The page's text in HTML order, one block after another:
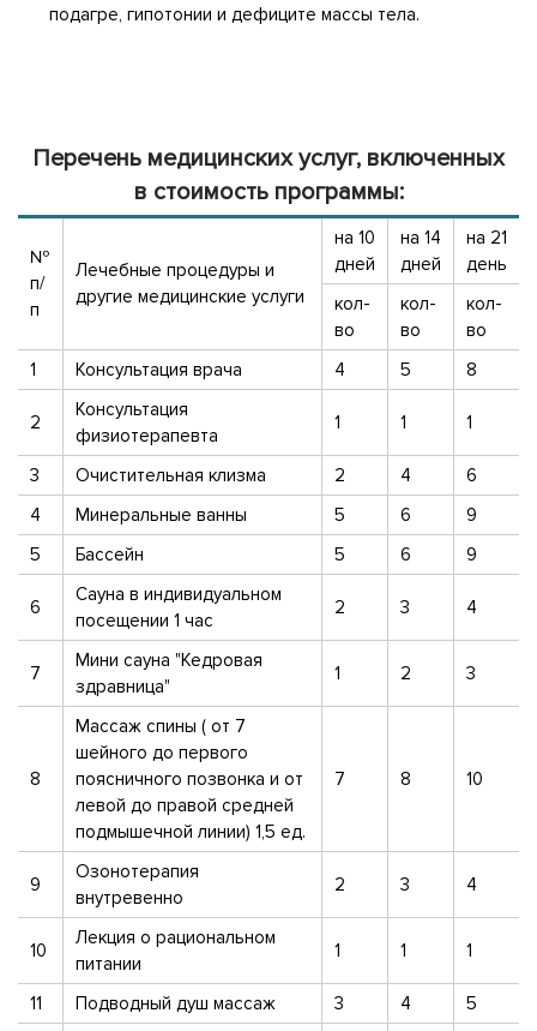
подагре, гипотонии и дефиците массы тела.
Перечень медицинских услуг, включенных
в стоимость программы:
№
п/
п
Лечебные процедуры и
другие медицинские услуги
на 10
дней
на 14
дней
на 21
день
кол-
во
кол-
во
кол-
во
1
Консультация врача 4 5 8
2
Консультация
физиотерапевта
1 1 1
3 Очистительная клизма 2 4
6
4
Минеральные ванны 5 6
9
5
Бассейн 5 6 9
6
Сауна в индивидуальном
посещении 1 час
2 3 4
7
Мини сауна "Кедровая
здравница"
1 2 3
8
Массаж спины ( от 7
шейного до первого
поясничного позвонка и от
левой до правой средней
подмышечной линии) 1,5 ед.
7 8 10
9
Озонотерапия
внутревенно
2 3 4
10
Лекция о рациональном
питании
1 1 1
11 Подводный душ массаж 3 4 5